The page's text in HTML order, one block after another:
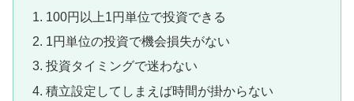
100円以上1円単位で投資できる
1円単位の投資で機会損失がない
投資タイミングで迷わない
積立設定してしまえば時間が掛からない